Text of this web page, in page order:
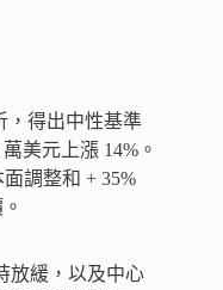
，得出中性基準
美元上漲 14%。
調整和 + 35%
放緩，以及中心